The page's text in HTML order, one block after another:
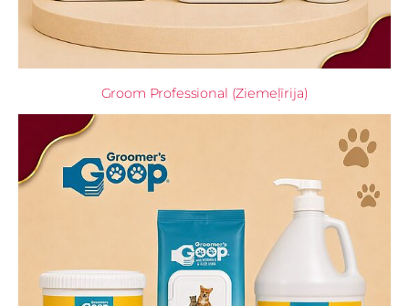
Groom Professional (Ziemeļīrija)